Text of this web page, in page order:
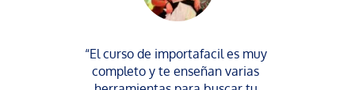
“El curso de importafacil es muy
completo y te enseñan varias